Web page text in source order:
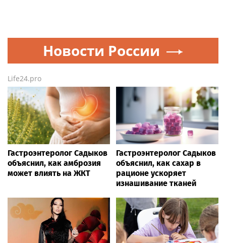
Новости России
Life24.pro
Гастроэнтеролог Садыков
объяснил, как амброзия
может влиять на ЖКТ
Гастроэнтеролог Садыков
объяснил, как сахар в
рационе ускоряет
изнашивание тканей